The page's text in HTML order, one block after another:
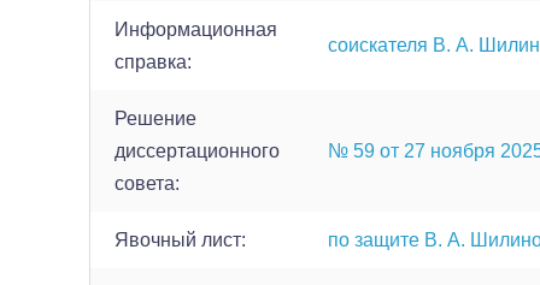
Информационная
справка:
соискателя В. А.
Решение
диссертационного
совета:
№ 59 от 27 ноября
Явочный лист: по защите В. А.